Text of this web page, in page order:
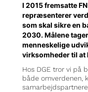
I 2015 fremsatte
repræsenterer
som skal sikre en
2030. Målene
menneskelige
virksomheder til at
Hos DGE tror vi på
både omverdenen,